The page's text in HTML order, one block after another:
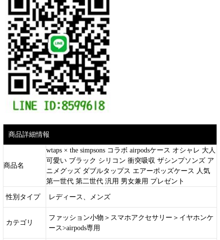
商品詳細情報
商品名
wtaps × the simpsons コラボ airpodsケース オシャレ 大人
可愛い ブラック シリコン 衝突吸収 ザシンプソンズ ア
ニメグッズ ダブルタップス エアーポッズケース 人気
第一世代 第二世代 汎用 男女兼用 プレゼント
性別タイプ レディース、メンズ
カテゴリ
ファッション小物＞スマホアクセサリー＞イヤホンケ
ース>airpods専用